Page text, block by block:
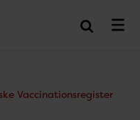
Vaccinationsregister